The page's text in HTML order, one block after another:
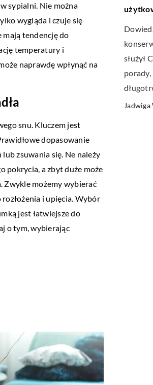
sypialni. Nie można
wygląda i czuje się
tendencję do
temperatury i
naprawdę wpłynąć na
snu. Kluczem jest
dopasowanie
zsuwania się. Ne należy
pokrycia, a zbyt duże może
Zwykle możemy wybierać
i upięcia. Wybór
jest łatwiejsze do
o tym, wybierając
służył
Jadwiga